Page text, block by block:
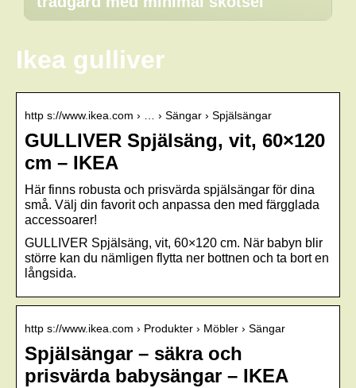
Ikea gulliver
http s://www.ikea.com › … › Sängar › Spjälsängar
GULLIVER Spjälsäng, vit, 60×120
cm – IKEA
Här finns robusta och prisvärda spjälsängar för dina
små. Välj din favorit och anpassa den med färgglada
accessoarer!
GULLIVER Spjälsäng, vit, 60×120 cm. När babyn blir
större kan du nämligen flytta ner bottnen och ta bort en
långsida.
http s://www.ikea.com › Produkter › Möbler › Sängar
Spjälsängar – säkra och
prisvärda babysängar – IKEA